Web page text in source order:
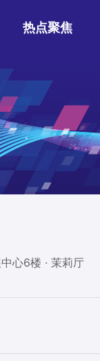
热点聚焦
心6楼 · 茉莉厅